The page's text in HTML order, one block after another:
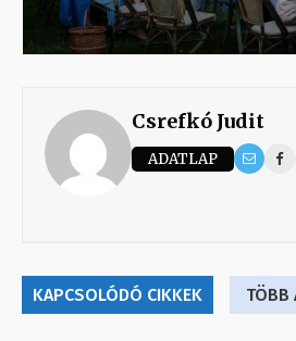
Csrefkó Judit
ADATLAP
KAPCSOLÓDÓ CIKKEK TÖBB